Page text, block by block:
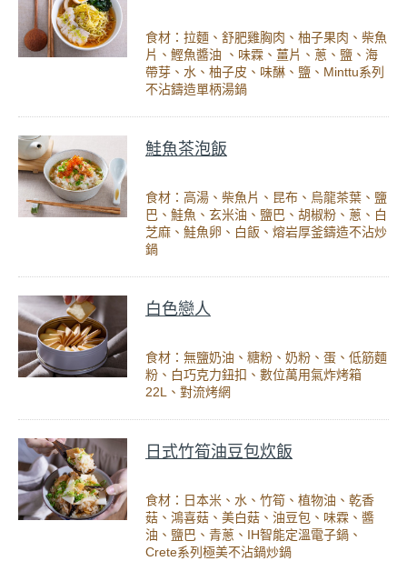
食材：拉麵、舒肥雞胸肉、柚子果肉、柴魚
片、鰹魚醬油 、味霖、薑片、蔥、鹽、海
帶芽、水、柚子皮、味醂、鹽、Minttu系列
不沾鑄造單柄湯鍋
鮭魚茶泡飯
食材：高湯、柴魚片、昆布、烏龍茶葉、鹽
巴、鮭魚、玄米油、鹽巴、胡椒粉、蔥、白
芝麻、鮭魚卵、白飯、熔岩厚釜鑄造不沾炒
鍋
白色戀人
食材：無鹽奶油、糖粉、奶粉、蛋、低筋麵
粉、白巧克力鈕扣、數位萬用氣炸烤箱
22L、對流烤網
日式竹筍油豆包炊飯
食材：日本米、水、竹筍、植物油、乾香
菇、鴻喜菇、美白菇、油豆包、味霖、醬
油、鹽巴、青蔥、IH智能定溫電子鍋、
Crete系列極美不沾鍋炒鍋